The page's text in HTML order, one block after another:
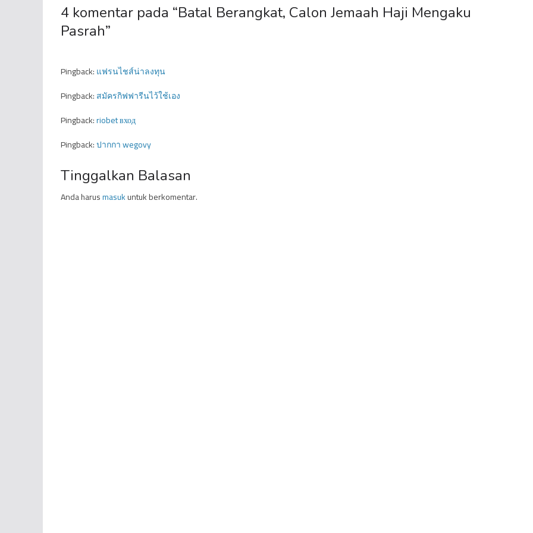
4 komentar pada “Batal Berangkat, Calon Jemaah Haji Mengaku
Pasrah”
Pingback:แฟรนไชส์น่าลงทุน
Pingback:สมัครกิฟฟารีนไว้ใช้เอง
Pingback:riobet вход
Pingback:ปากกา wegovy
Tinggalkan Balasan
Anda harusmasukuntuk berkomentar.